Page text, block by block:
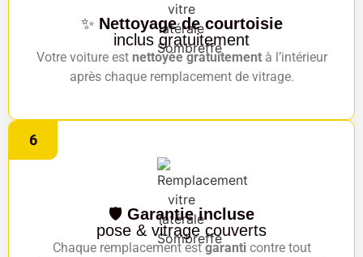
✨ Nettoyage de courtoisie
inclus gratuitement
Votre voiture est nettoyée gratuitementà l’intérieur
après chaque remplacement de vitrage.
6
🛡️ Garantie incluse
pose & vitrage couverts
Chaque remplacement estgaranticontre tout